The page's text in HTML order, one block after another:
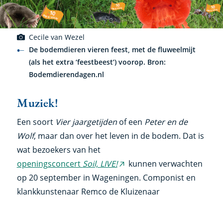
Cecile van Wezel
De bodemdieren vieren feest, met de fluweelmijt
(als het extra ‘feestbeest’) voorop. Bron:
Bodemdierendagen.nl
Muziek!
Een soort Vier jaargetijdenof een Peter en de
Wolf, maar dan over het leven in de bodem. Dat is
wat bezoekers van het
openingsconcert Soil, LIVE! (externe
link)
kunnen verwachten
op 20 september in Wageningen. Componist en
klankkunstenaar Remco de Kluizenaar